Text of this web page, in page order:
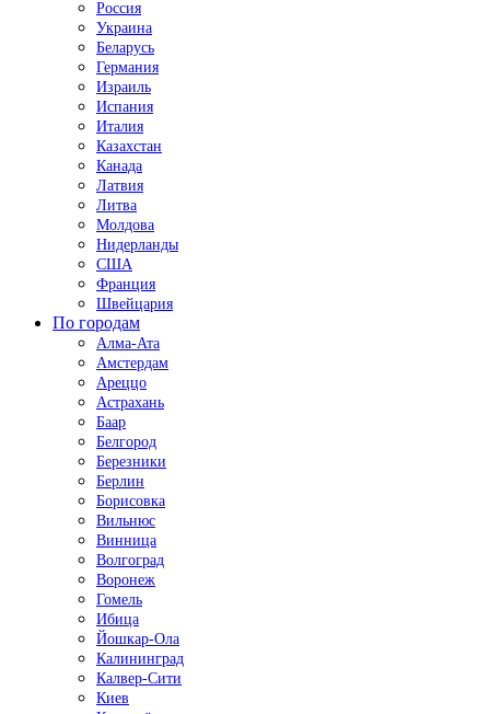
Россия
Украина
Беларусь
Германия
Израиль
Испания
Италия
Казахстан
Канада
Латвия
Литва
Молдова
Нидерланды
США
Франция
Швейцария
По городам
Алма-Ата
Амстердам
Ареццо
Астрахань
Баар
Белгород
Березники
Берлин
Борисовка
Вильнюс
Винница
Волгоград
Воронеж
Гомель
Ибица
Йошкар-Ола
Калининград
Калвер-Сити
Киев